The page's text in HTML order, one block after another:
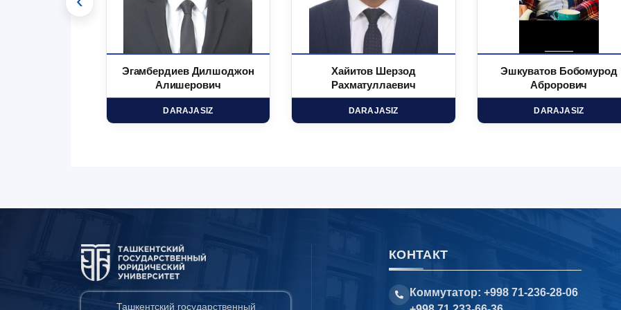
Эгамбердиев Дилшоджон
Алишерович
DARAJASIZ
Хайитов Шерзод
Рахматуллаевич
DARAJASIZ
Эшкуватов Бобомурод
Аброрович
DARAJASIZ
Ташкентский государственный
КОНТАКТ
Коммутатор: +998 71-236-28-06